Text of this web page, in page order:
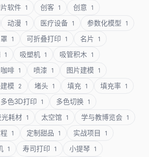
软件 1 创客 1 创意 1
动漫 1 医疗设备 1 参数化模型 1
1 可折叠打印 1 名片 1
1 吸塑机 1 吸管积木 1
咖啡 1 喷漆 1 图片建模 1
模 2 堵头 1 填充 1 填充率 1
多色3D打印 1 多色切换 1
光耗材 1 太空馆 1 学与教博览会 1
1 定制甜品 1 实战项目 1
1 寿司打印 1 小提琴 1